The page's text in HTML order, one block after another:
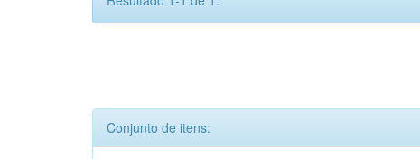
Conjunto de itens: